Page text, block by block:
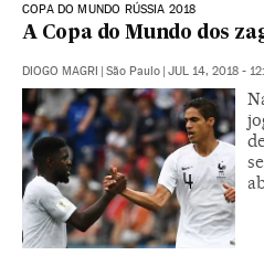
COPA DO MUNDO RÚSSIA 2018
A Copa do Mundo dos
DIOGO MAGRI | São Paulo | JUL 14, 2018 -